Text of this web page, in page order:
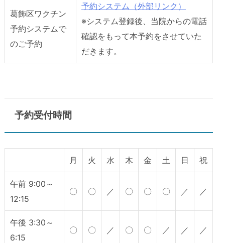
葛飾区ワクチン
予約システムで
のご予約
予約システム（外部リンク）
※システム登録後、当院からの電話
確認をもって本予約をさせていた
だきます。
予約受付時間
月 火 水 木 金 土 日 祝
午前 9:00～
12:15
〇 〇 ／ 〇 〇 〇 ／ ／
午後 3:30～
6:15
〇 〇 ／ 〇 〇 ／ ／ ／